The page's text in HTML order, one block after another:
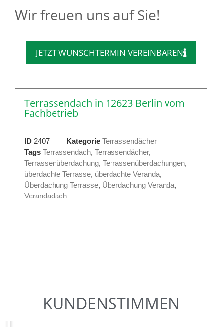
Wir freuen uns auf Sie!
JETZT WUNSCHTERMIN VEREINBAREN
Terrassendach in 12623 Berlin vom
Fachbetrieb
ID 2407 Kategorie Terrassendächer
Tags Terrassendach, Terrassendächer,
Terrassenüberdachung, Terrassenüberdachungen,
überdachte Terrasse, überdachte Veranda,
Überdachung Terrasse, Überdachung Veranda,
Verandadach
KUNDENSTIMMEN